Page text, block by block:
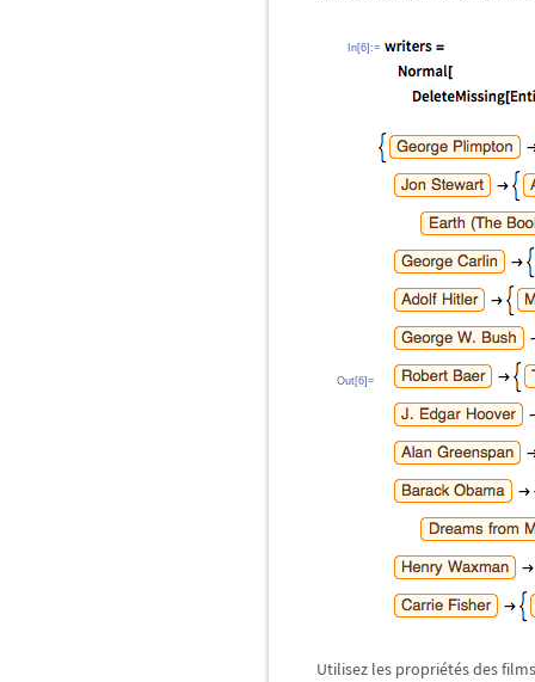
In[6]:=
Out[6]=
Utilisez les propriétés des